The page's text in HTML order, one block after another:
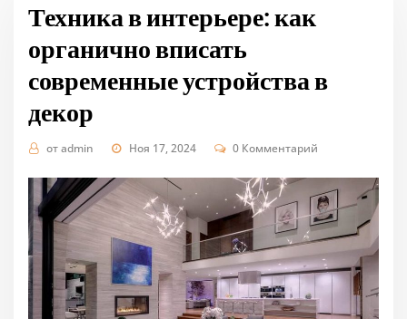
Техника в интерьере: как
органично вписать
современные устройства в
декор
отadmin Ноя 17, 2024 0 Комментарий